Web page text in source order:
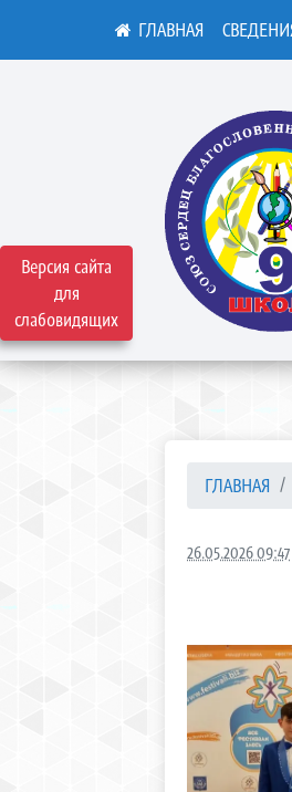
Версия сайта
для
слабовидящих
ГЛАВНАЯ
26.05.2026 09:47